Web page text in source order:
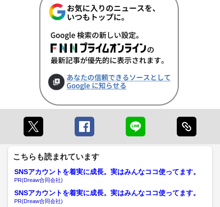
こちらも読まれています
SNSアカウントを着実に成長。実はみんなココ使ってます。
PR(Dreaw合同会社)
SNSアカウントを着実に成長。実はみんなココ使ってます。
PR(Dreaw合同会社)